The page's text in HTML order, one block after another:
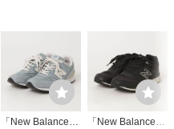
「New Balance」
「New Balance」